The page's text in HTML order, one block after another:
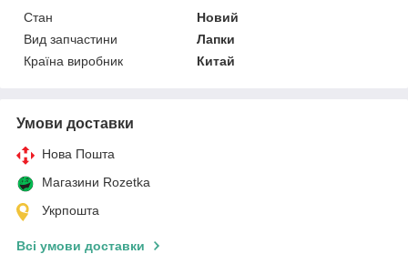
Стан
Новий
Вид запчастини
Лапки
Країна виробник
Китай
Умови доставки
Нова Пошта
Магазини Rozetka
Укрпошта
Всі умови доставки